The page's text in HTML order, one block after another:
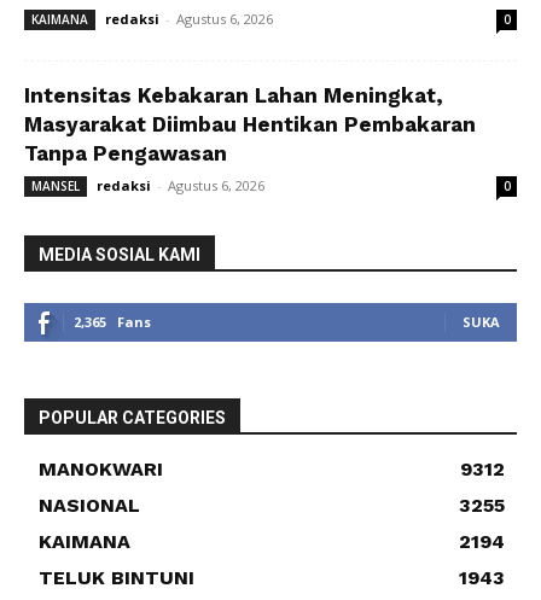
KAIMANA redaksi - Agustus 6, 2026 0
Intensitas Kebakaran Lahan Meningkat,
Masyarakat Diimbau Hentikan Pembakaran
Tanpa Pengawasan
MANSEL redaksi - Agustus 6, 2026 0
MEDIA SOSIAL KAMI
2,365 Fans SUKA
POPULAR CATEGORIES
MANOKWARI
9312
NASIONAL
3255
KAIMANA
2194
TELUK BINTUNI
1943